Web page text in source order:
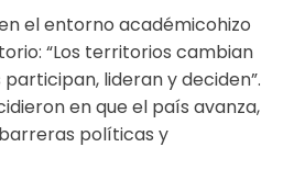
el entorno académicohizo
“Los territorios cambian
lideran y deciden”.
en que el país avanza,
políticas y